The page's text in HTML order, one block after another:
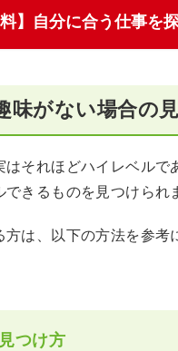
料】自分に合う仕事を
味がない場合の
それほどハイレベルで
きるものを見つけられ
は、以下の方法を参
つけ方